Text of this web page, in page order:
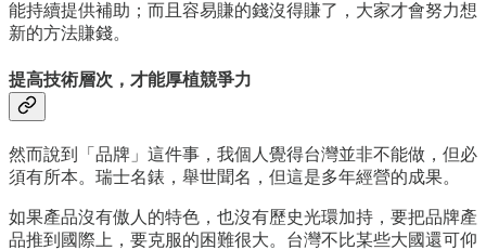
能持續提供補助；而且容易賺的錢沒得賺了，大家才會努力想
新的方法賺錢。
提高技術層次，才能厚植競爭力
然而說到「品牌」這件事，我個人覺得台灣並非不能做，但必
須有所本。瑞士名錶，舉世聞名，但這是多年經營的成果。
如果產品沒有傲人的特色，也沒有歷史光環加持，要把品牌產
品推到國際上，要克服的困難很大。台灣不比某些大國還可仰